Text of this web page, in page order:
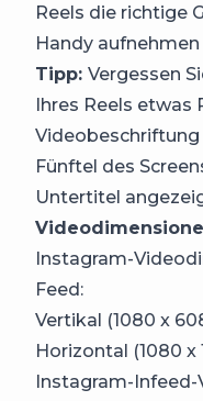
Reels die richtige
Handy
Tipp: Vergessen
Ihres Reels etwas
Videobeschriftung
Fünftel des
Untertitel
Instagram-
Feed:
Vertikal (1080 x
Horizontal (1080 x
Instagram-